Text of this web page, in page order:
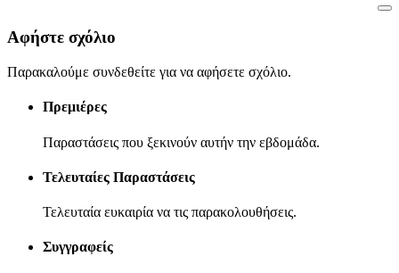
Αφήστε σχόλιο
Παρακαλούμε συνδεθείτε για να αφήσετε σχόλιο.
Πρεμιέρες
Παραστάσεις που ξεκινούν αυτήν την εβδομάδα.
Τελευταίες Παραστάσεις
Τελευταία ευκαιρία να τις παρακολουθήσεις.
Συγγραφείς